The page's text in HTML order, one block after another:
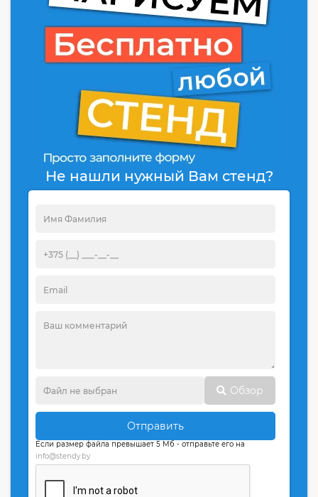
Не нашли нужный Вам стенд?
Обзор
Отправить
Если размер файла превышает 5 Мб - отправьте его на
info@stendy.by